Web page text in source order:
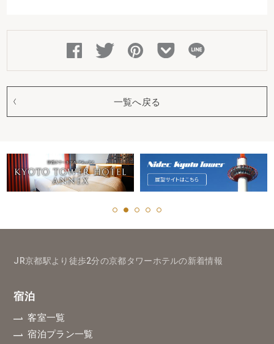
一覧へ戻る
JR京都駅より徒歩2分の京都タワーホテルの新着情報
宿泊
客室一覧
宿泊プラン一覧